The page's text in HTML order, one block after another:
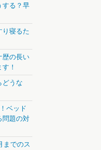
する？早
り寝るた
歴の長い
！
どうな
ベッド
問題の対
までのス